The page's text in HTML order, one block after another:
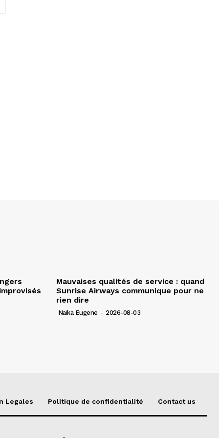
Mauvaises qualités de service : quand
Sunrise Airways communique pour ne
rien dire
Naïka Eugene - 2026-08-03
Legales Politique de confidentialité Contact us